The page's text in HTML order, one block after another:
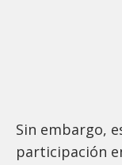
Sin embargo,
participación